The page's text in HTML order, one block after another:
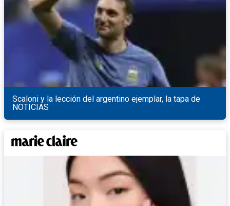
Scaloni y la lección del argentino ejemplar, la tapa de
NOTICIAS